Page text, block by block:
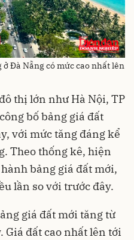
Đà Nẵng có mức cao nhất lên
thị lớn như Hà Nội, TP
bố bảng giá đất
với mức tăng đáng kể
Theo thống kê, hiện
bảng giá đất mới,
lần so với trước đây.
giá đất mới tăng từ
Giá đất cao nhất lên tới